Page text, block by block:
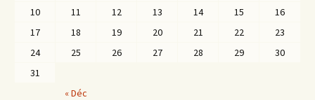
« Déc
10
11 12 13 14 15
16
17
18 19 20 21 22
23
24
25 26 27 28 29
30
31